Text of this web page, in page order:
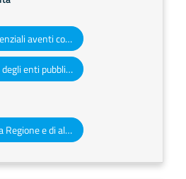
Determinazioni dirigenziali aventi contenuto di interesse generale
Atti degli enti locali e degli enti pubblici e privati
Altri atti e avvisi della Regione e di altri enti pubblici che interessano la collettività regionale